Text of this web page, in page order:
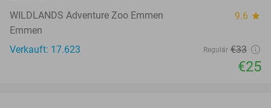
WILDLANDS Adventure Zoo Emmen 9.6 star
Emmen
Verkauft: 17.623
Regulär €33
€25